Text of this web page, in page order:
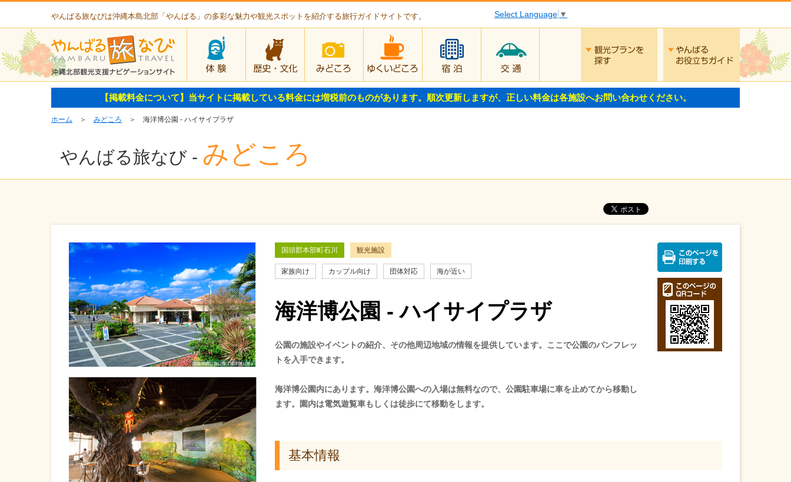
やんばる旅なびは沖縄本島北部「やんばる」の多彩な魅力や観光スポットを紹介する旅行ガイドサイトです。 Select Language ▼
みどころ やんばるお
【掲載料金について】当サイトに掲載している料金には増税前のものがあります。順次更新しますが、正しい料金は各施設へお問い合わせください。
ホーム ＞ みどころ ＞ 海洋博公園 - ハイサイプラザ
やんばる旅なび - みどころ
国頭郡本部町石川 観光施設
家族向け カップル向け 団体対応 海が近い
海洋博公園 - ハイサイプラザ
公園の施設やイベントの紹介、その他周辺地域の情報を提供しています。ここで公園のパンフレッ
トを入手できます。
海洋博公園内にあります。海洋博公園への入場は無料なので、公園駐車場に車を止めてから移動し
ます。園内は電気遊覧車もしくは徒歩にて移動をします。
基本情報